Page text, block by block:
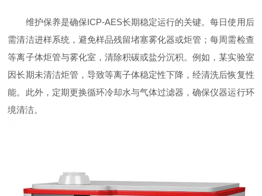
维护保养是确保ICP-AES长期稳定运行的关键。每日使用后
需清洁进样系统，避免样品残留堵塞雾化器或炬管；每周需检查
等离子体炬管与雾化室，清除积碳或盐分沉积。例如，某实验室
因长期未清洁炬管，导致等离子体稳定性下降，经清洗后恢复性
能。此外，定期更换循环冷却水与气体过滤器，确保仪器运行环
境清洁。